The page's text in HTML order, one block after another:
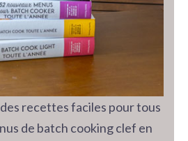
recettes faciles pour tous
de batch cooking clef en